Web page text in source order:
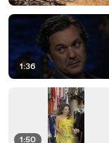
1:36
1:50